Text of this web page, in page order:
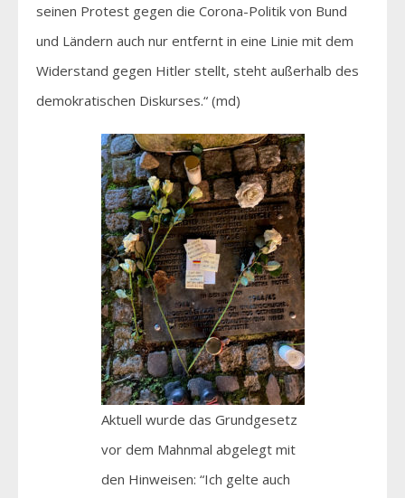
seinen Protest gegen die Corona-Politik von Bund
und Ländern auch nur entfernt in eine Linie mit dem
Widerstand gegen Hitler stellt, steht außerhalb des
demokratischen Diskurses.“ (md)
Aktuell wurde das Grundgesetz
vor dem Mahnmal abgelegt mit
den Hinweisen: “Ich gelte auch